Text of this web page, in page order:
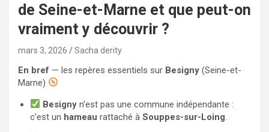
de Seine-et-Marne et que peut-on
vraiment y découvrir ?
mars 3, 2026 Sacha derity
En bref — les repères essentiels sur Besigny (Seine-et-
Marne)
Besigny n’est pas une commune indépendante :
c’est un hameau rattaché à Souppes-sur-Loing.